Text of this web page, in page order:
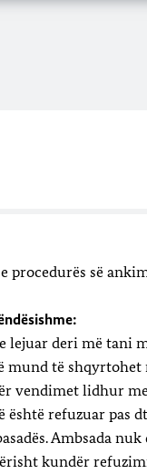
procedurës së
deri më tani
mund të
vendimet lidhur
refuzuar pas
Ambsada
kundër